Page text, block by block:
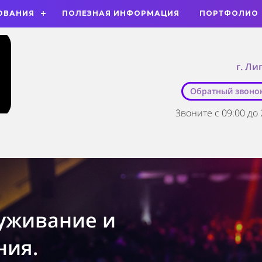
ПОЛЕЗНАЯ ИНФОРМАЦИЯ ПОРТФОЛИО
г.
Обратный
Звоните с 09:00 до
и